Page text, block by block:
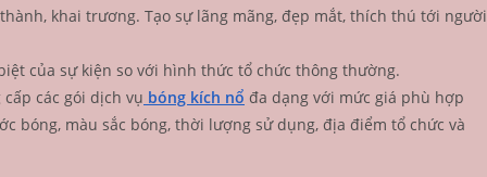
khai trương. Tạo sự lãng mãng, đẹp mắt, thích thú tới người
của sự kiện so với hình thức tổ chức thông thường.
các gói dịch vụ bóng kích nổ đa dạng với mức giá phù hợp
bóng, màu sắc bóng, thời lượng sử dụng, địa điểm tổ chức và